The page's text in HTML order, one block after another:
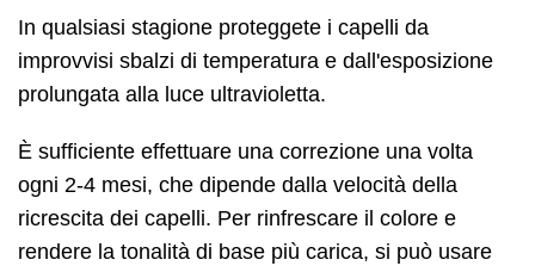
In qualsiasi stagione proteggete i capelli da
improvvisi sbalzi di temperatura e dall'esposizione
prolungata alla luce ultravioletta.
È sufficiente effettuare una correzione una volta
ogni 2-4 mesi, che dipende dalla velocità della
ricrescita dei capelli. Per rinfrescare il colore e
rendere la tonalità di base più carica, si può usare